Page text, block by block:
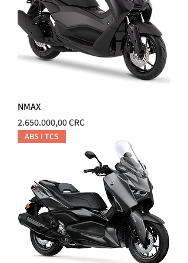
NMAX
Precio
2.650.000,00 CRC
ABS I TCS